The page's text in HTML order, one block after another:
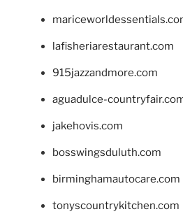
lafisheriarestaurant.com
915jazzandmore.com
aguadulce-
jakehovis.com
bosswingsduluth.com
birminghamautocare.com
tonyscountrykitchen.com